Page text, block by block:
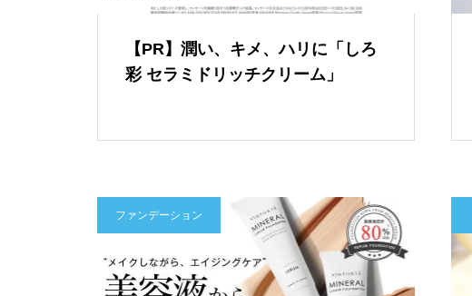
【PR】潤い、キメ、ハリに「しろ
彩 セラミドリッチクリーム」
ファンデーション